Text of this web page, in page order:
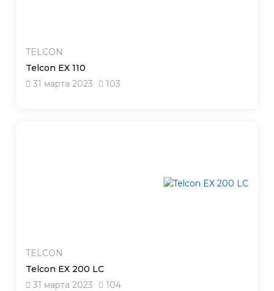
TELCON
Telcon EX 110
31 марта 2023
103
TELCON
Telcon EX 200 LC
31 марта 2023
104